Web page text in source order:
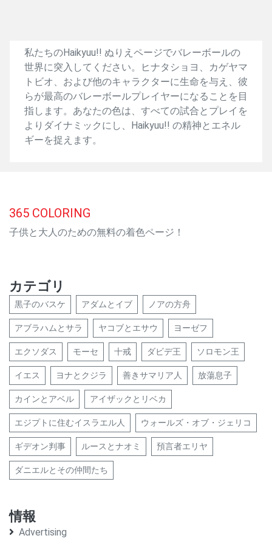
私たちのHaikyuu!! ぬりえページでバレーボールの
世界に突入してください。ヒナタショヨ、カゲヤマ
トビオ、および他のキャラクターに生命を与え、彼
らが最高のバレーボールプレイヤーになることを目
指します。あなたの色は、すべての試合とプレイを
よりダイナミックにし、Haikyuu!! の精神とエネル
ギーを捉えます。
365 COLORING
子供と大人のための無料の着色ページ！
カテゴリ
黒子のバスケ アダムとイブ ノアの方舟
アブラハムとサラ ヤコブとエサウ ヨーゼフ
エクソダス モーセ 十戒 ダビデ王 ソロモン王
イエス ヨナとクジラ 善きサマリア人 放蕩息子
カインとアベル アイザックとリベカ
エジプトに住むイスラエル人 ウォールズ・オブ・ジェリコ
ギデオン判事 ルースとナオミ 預言者エリヤ
ダニエルとその仲間たち
情報
Advertising